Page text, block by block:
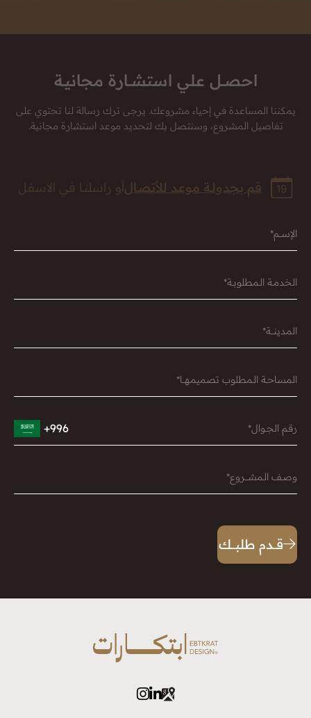
احصــل علي استشــارة مجانيـة
يمكننا المساعدة في إحياء مشروعك. يرجى ترك رسالة لنا تحتوي على
تفاصيل المشروع، وسنتصل بك لتحديد موعد استشارة مجانية.
قم بجدولــة موعـد للأتصـال أو راسلنــا في الاسفـل
الإســـم*
الخدمــة الـمطلوبــة*
المدينــــة*
المساحــة الـمطلوب تصميمـهـــا*
رقـم الجــوال* 996+
وصـف الـمشــــروع*
قــدم طلبـــك